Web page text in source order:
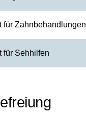
für Zahnbehandlungen
für Sehhilfen